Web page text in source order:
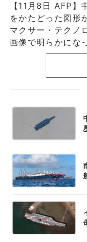
【11月8日 AFP】
をかたどった図形
マクサー・テクノ
画像で明らかにな